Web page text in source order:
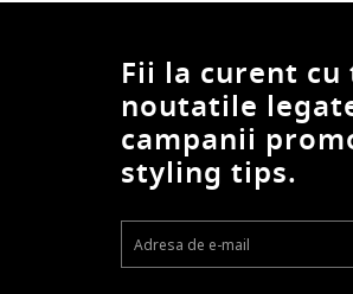
Fii la curent cu
noutatile
campanii
styling tips.